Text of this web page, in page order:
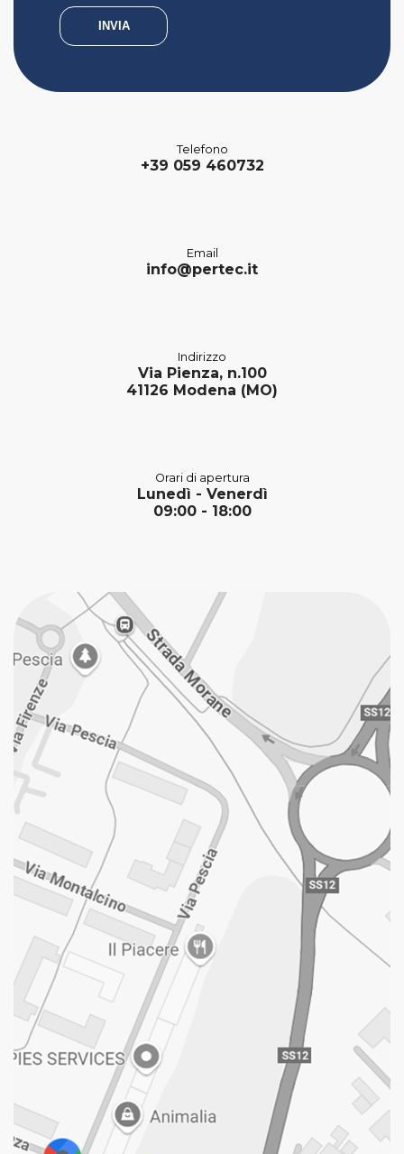
Telefono
+39 059 460732
Email
info@pertec.it
Indirizzo
Via Pienza, n.100
41126 Modena (MO)
Orari di apertura
Lunedì - Venerdì
09:00 - 18:00